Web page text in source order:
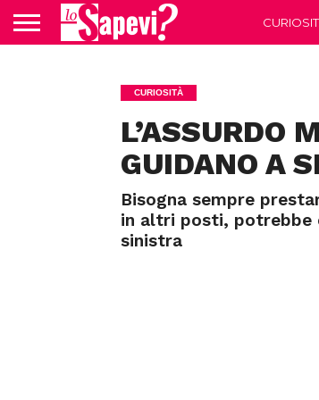
CURIOSITÀ
L’ASSURDO
GUIDANO A
Bisogna sempre
in altri posti, potrebbe
sinistra